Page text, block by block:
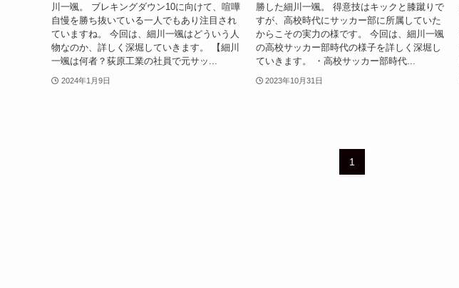
川一颯。 ブレキングダウン10に向けて、喧嘩
自慢を勝ち抜いている一人でもあり注目され
ていますね。 今回は、細川一颯はどういう人
物なのか、詳しく深堀していきます。 【細川
一颯は何者？荻原工業の社員で元サッ...
2024年1月9日
勝した細川一颯。 得意技はキックと膝蹴りで
すが、高校時代にサッカー部に所属していた
からこその実力の様です。 今回は、細川一颯
の高校サッカー部時代の様子を詳しく深堀し
ていきます。 ・高校サッカー部時代...
2023年10月31日
1